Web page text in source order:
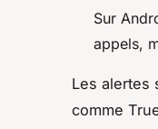
Sur
appels,
Les alertes
comme